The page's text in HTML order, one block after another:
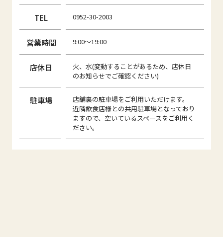
TEL 0952-30-2003
営業時間 9:00～19:00
店休日
火、水(変動することがあるため、店休日
のお知らせでご確認ください)
駐車場
店舗裏の駐車場をご利用いただけます。
近隣飲食店様との共用駐車場となっており
ますので、空いているスペースをご利用く
ださい。